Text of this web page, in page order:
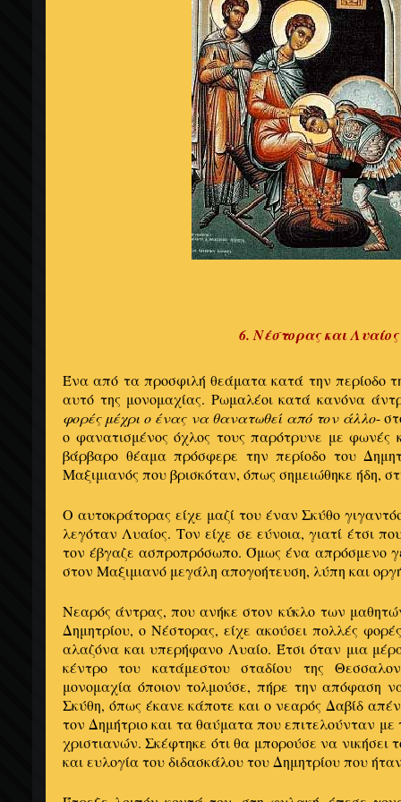
6. Νέστορας και Λυαίος
Ένα από τα προσφιλή θεάματα κατά την περίοδο
αυτό της μονομαχίας. Ρωμαλέοι κατά κανόνα
φορές μέχρι ο ένας να θανατωθεί από τον άλλο-
ο φανατισμένος όχλος τους παρότρυνε με φωνές
βάρβαρο θέαμα πρόσφερε την περίοδο του
Μαξιμιανός που βρισκόταν, όπως σημειώθηκε ήδη,
Ο αυτοκράτορας είχε μαζί του έναν Σκύθο
λεγόταν Λυαίος. Τον είχε σε εύνοια, γιατί έτσι
τον έβγαζε ασπροπρόσωπο. Όμως ένα απρόσμενο
στον Μαξιμιανό μεγάλη απογοήτευση, λύπη και
Νεαρός άντρας, που ανήκε στον κύκλο των
Δημητρίου, ο Νέστορας, είχε ακούσει πολλές
αλαζόνα και υπερήφανο Λυαίο. Έτσι όταν μια
κέντρο του κατάμεστου σταδίου της
μονομαχία όποιον τολμούσε, πήρε την απόφαση
Σκύθη, όπως έκανε κάποτε και ο νεαρός Δαβίδ
τον Δημήτριο και τα θαύματα που επιτελούνταν
χριστιανών. Σκέφτηκε ότι θα μπορούσε να νικήσει
και ευλογία του διδασκάλου του Δημητρίου που